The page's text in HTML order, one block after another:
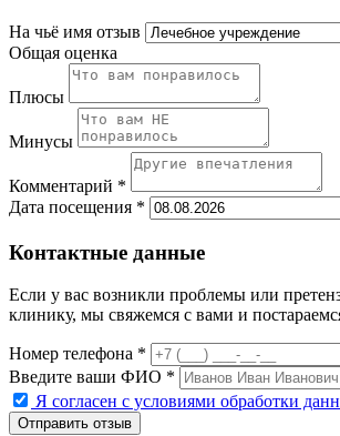
На чьё имя отзыв
Общая оценка
Плюсы
Минусы
Комментарий *
Дата посещения *
Контактные данные
Если у вас возникли проблемы или
клинику, мы свяжемся с вами и
Номер телефона *
Введите ваши ФИО *
Я согласен с условиями обработки